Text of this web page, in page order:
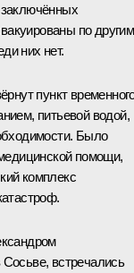
по другим
них нет.
пункт
питьевой водой,
Было
помощи,
комплекс
встречались